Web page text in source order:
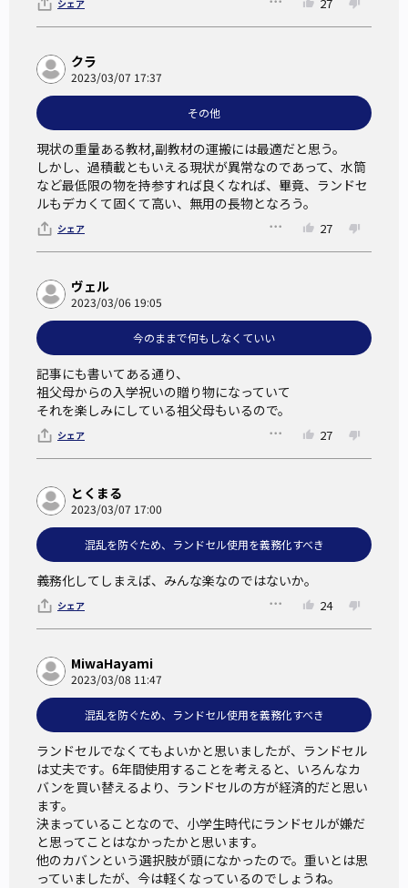
シェア
クラ
2023/03/07 17:37
その他
現状の重量ある教材,副教材の運搬には最適だと思う。
しかし、過積載ともいえる現状が異常なのであって、水筒
など最低限の物を持参すれば良くなれば、畢竟、ランドセ
ルもデカくて固くて高い、無用の長物となろう。
シェア 27
ヴェル
2023/03/06 19:05
今のままで何もしなくていい
記事にも書いてある通り、
祖父母からの入学祝いの贈り物になっていて
それを楽しみにしている祖父母もいるので。
シェア 27
とくまる
2023/03/07 17:00
混乱を防ぐため、ランドセル使用を義務化すべき
義務化してしまえば、みんな楽なのではないか。
シェア 24
MiwaHayami
2023/03/08 11:47
混乱を防ぐため、ランドセル使用を義務化すべき
ランドセルでなくてもよいかと思いましたが、ランドセル
は丈夫です。6年間使用することを考えると、いろんなカ
バンを買い替えるより、ランドセルの方が経済的だと思い
ます。
決まっていることなので、小学生時代にランドセルが嫌だ
と思ってことはなかったかと思います。
他のカバンという選択肢が頭になかったので。重いとは思
っていましたが、今は軽くなっているのでしょうね。